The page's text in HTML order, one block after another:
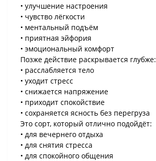
• улучшение настроения
• чувство лёгкости
• ментальный подъём
• приятная эйфория
• эмоциональный комфорт
Позже действие раскрывается глубже:
• расслабляется тело
• уходит стресс
• снижается напряжение
• приходит спокойствие
• сохраняется ясность без перегруза
Это сорт, который отлично подойдёт:
• для вечернего отдыха
• для снятия стресса
• для спокойного общения